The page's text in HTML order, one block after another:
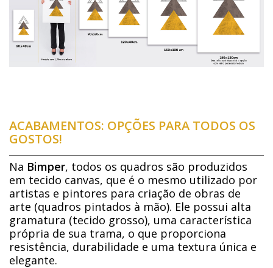
ACABAMENTOS: OPÇÕES PARA TODOS OS
GOSTOS!
Na Bimper, todos os quadros são produzidos
em tecido canvas, que é o mesmo utilizado por
artistas e pintores para criação de obras de
arte (quadros pintados à mão). Ele possui alta
gramatura (tecido grosso), uma característica
própria de sua trama, o que proporciona
resistência, durabilidade e uma textura única e
elegante.